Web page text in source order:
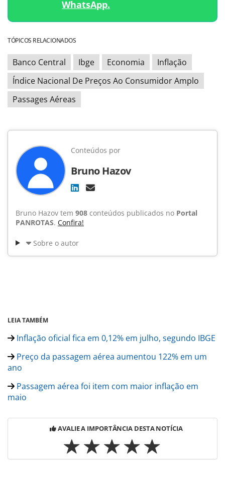
WhatsApp.
TÓPICOS RELACIONADOS
Banco Central Ibge Economia
Inflação
Índice Nacional De Preços Ao Consumidor Amplo
Passages Aéreas
Conteúdos por
Bruno Hazov
Bruno Hazov tem 908 conteúdos publicados no Portal
PANROTAS. Confira!
Sobre o autor
LEIA TAMBÉM
Inflação oficial fica em 0,12% em julho, segundo IBGE
Preço da passagem aérea aumentou 122% em um
ano
Passagem aérea foi item com maior inflação em
maio
AVALIE A IMPORTÂNCIA DESTA NOTÍCIA